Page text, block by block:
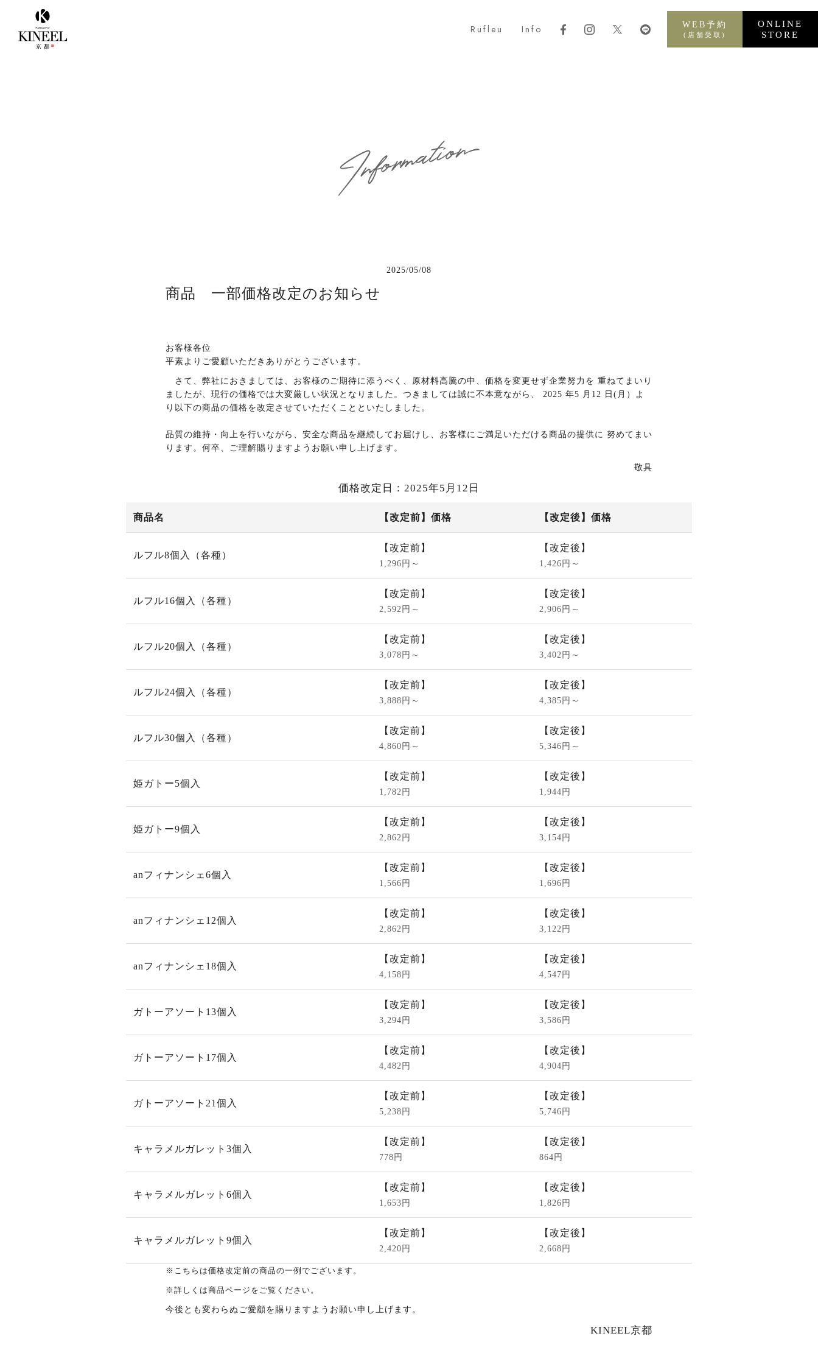
Rufleu Info
ONLINE
STORE
WEB予約
(店舗受取)
2025/05/08
商品 一部価格改定のお知らせ
お客様各位
平素よりご愛顧いただきありがとうございます。
さて、弊社におきましては、お客様のご期待に添うべく、原材料高騰の中、価格を変更せず企業努力を 重ねてまいり
ましたが、現行の価格では大変厳しい状況となりました。つきましては誠に不本意ながら、 2025 年5 月12 日(月）よ
り以下の商品の価格を改定させていただくことといたしました。
品質の維持・向上を行いながら、安全な商品を継続してお届けし、お客様にご満足いただける商品の提供に 努めてまい
ります。何卒、ご理解賜りますようお願い申し上げます。
敬具
価格改定日：2025年5月12日
商品名 【改定前】価格 【改定後】価格
ルフル8個入（各種）
【改定前】
1,296円～
【改定後】
1,426円～
ルフル16個入（各種）
【改定前】
2,592円～
【改定後】
2,906円～
ルフル20個入（各種）
【改定前】
3,078円～
【改定後】
3,402円～
ルフル24個入（各種）
【改定前】
3,888円～
【改定後】
4,385円～
ルフル30個入（各種）
【改定前】
4,860円～
【改定後】
5,346円～
姫ガトー5個入
【改定前】
1,782円
【改定後】
1,944円
姫ガトー9個入
【改定前】
2,862円
【改定後】
3,154円
anフィナンシェ6個入
【改定前】
1,566円
【改定後】
1,696円
anフィナンシェ12個入
【改定前】
2,862円
【改定後】
3,122円
anフィナンシェ18個入
【改定前】
4,158円
【改定後】
4,547円
ガトーアソート13個入
【改定前】
3,294円
【改定後】
3,586円
ガトーアソート17個入
【改定前】
4,482円
【改定後】
4,904円
ガトーアソート21個入
【改定前】
5,238円
【改定後】
5,746円
キャラメルガレット3個入
【改定前】
778円
【改定後】
864円
キャラメルガレット6個入
【改定前】
1,653円
【改定後】
1,826円
キャラメルガレット9個入
【改定前】
2,420円
【改定後】
2,668円
※こちらは価格改定前の商品の一例でございます。
※詳しくは商品ページをご覧ください。
今後とも変わらぬご愛顧を賜りますようお願い申し上げます。
KINEEL京都